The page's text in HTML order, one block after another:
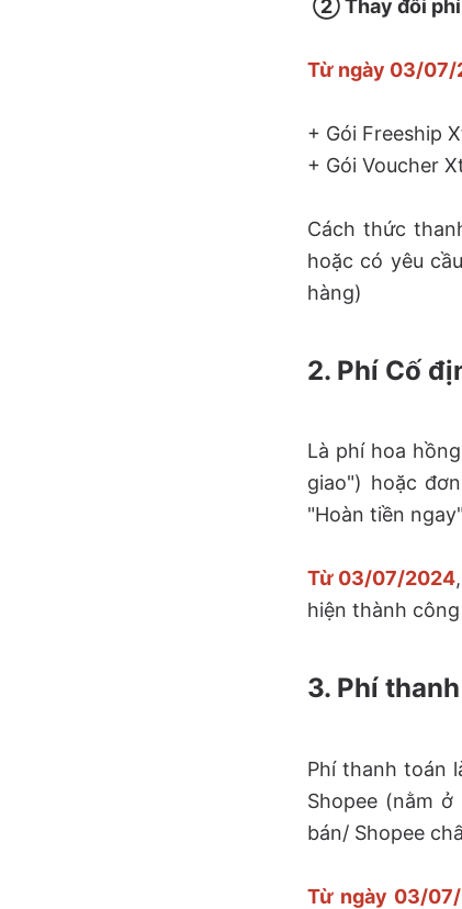
② Thay đổi phí
Từ ngày 03/07/
+ Gói Freeship
+ Gói Voucher
Cách thức
hoặc có yêu
hàng)
2. Phí Cố
Là phí hoa
giao") hoặc
"Hoàn tiền
Từ 03/07/2024
hiện thành
3. Phí
Phí thanh toán
Shopee (nằm
bán/ Shopee
Từ ngày 03/